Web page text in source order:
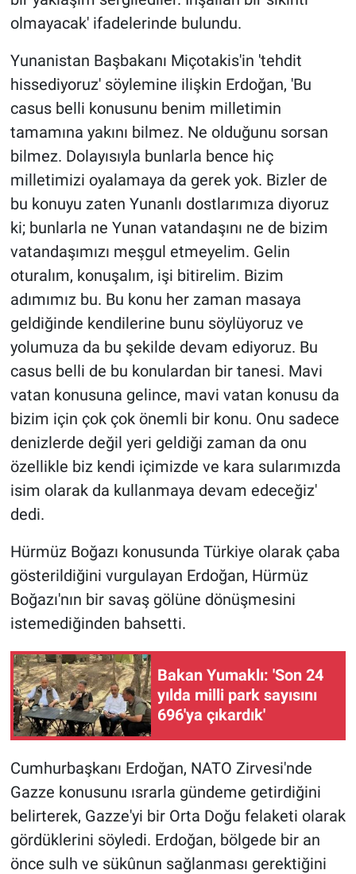
olmayacak' ifadelerinde bulundu.
Yunanistan Başbakanı Miçotakis'in 'tehdit
hissediyoruz' söylemine ilişkin Erdoğan, 'Bu
casus belli konusunu benim milletimin
tamamına yakını bilmez. Ne olduğunu sorsan
bilmez. Dolayısıyla bunlarla bence hiç
milletimizi oyalamaya da gerek yok. Bizler de
bu konuyu zaten Yunanlı dostlarımıza diyoruz
ki; bunlarla ne Yunan vatandaşını ne de bizim
vatandaşımızı meşgul etmeyelim. Gelin
oturalım, konuşalım, işi bitirelim. Bizim
adımımız bu. Bu konu her zaman masaya
geldiğinde kendilerine bunu söylüyoruz ve
yolumuza da bu şekilde devam ediyoruz. Bu
casus belli de bu konulardan bir tanesi. Mavi
vatan konusuna gelince, mavi vatan konusu da
bizim için çok çok önemli bir konu. Onu sadece
denizlerde değil yeri geldiği zaman da onu
özellikle biz kendi içimizde ve kara sularımızda
isim olarak da kullanmaya devam edeceğiz'
dedi.
Hürmüz Boğazı konusunda Türkiye olarak çaba
gösterildiğini vurgulayan Erdoğan, Hürmüz
Boğazı'nın bir savaş gölüne dönüşmesini
istemediğinden bahsetti.
Bakan Yumaklı: 'Son 24
yılda milli park sayısını
696'ya çıkardık'
Cumhurbaşkanı Erdoğan, NATO Zirvesi'nde
Gazze konusunu ısrarla gündeme getirdiğini
belirterek, Gazze'yi bir Orta Doğu felaketi olarak
gördüklerini söyledi. Erdoğan, bölgede bir an
önce sulh ve sükûnun sağlanması gerektiğini